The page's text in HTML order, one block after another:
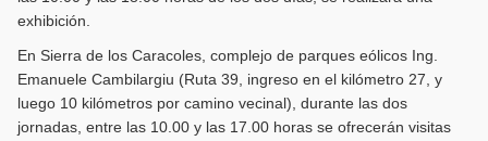
exhibición.
En Sierra de los Caracoles, complejo de parques eólicos Ing.
Emanuele Cambilargiu (Ruta 39, ingreso en el kilómetro 27, y
luego 10 kilómetros por camino vecinal), durante las dos
jornadas, entre las 10.00 y las 17.00 horas se ofrecerán visitas